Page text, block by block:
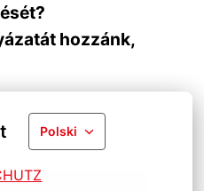
Polski
hozzánk,